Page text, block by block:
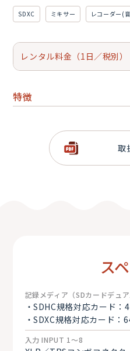
SDXC ミキサー レコーダー(
レンタル料金（1日／税別）
特徴
32-bitフロート録音対応
デュアルADコンバータ採用
最大1TB SDXC対応のダブ
取
ス
記録メディア（SDカードデュア
・SDHC規格対応カード：
・SDXC規格対応カード：
入力 INPUT 1～8